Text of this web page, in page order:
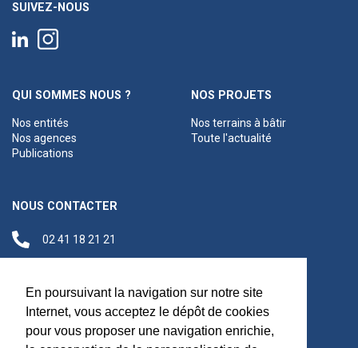
En poursuivant la navigation sur notre site
Internet, vous acceptez le dépôt de cookies
pour vous proposer une navigation enrichie,
SUIVEZ-NOUS
QUI SOMMES NOUS ?
Nos entités
Nos agences
Publications
NOS PROJETS
Nos terrains à bâtir
Toute l'actualité
NOUS CONTACTER
02 41 18 21 21
Siège social
Maréchal Foch,
49100 Angers